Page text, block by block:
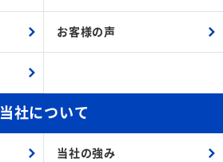
お客様の声
当社について
当社の強み